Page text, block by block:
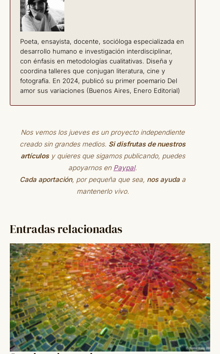
Poeta, ensayista, docente, socióloga especializada en
desarrollo humano e investigación interdisciplinar,
con énfasis en metodologías cualitativas. Diseña y
coordina talleres que conjugan literatura, cine y
fotografía. En 2024, publicó su primer poemario Del
amor sus variaciones (Buenos Aires, Enero Editorial)
Nos vemos los jueves es un proyecto independiente
creado sin grandes medios. Si disfrutas de nuestros
artículosy quieres que sigamos publicando, puedes
apoyarnos en Paypal.
Cada aportación, por pequeña que sea, nos ayudaa
mantenerlo vivo.
Entradas relacionadas